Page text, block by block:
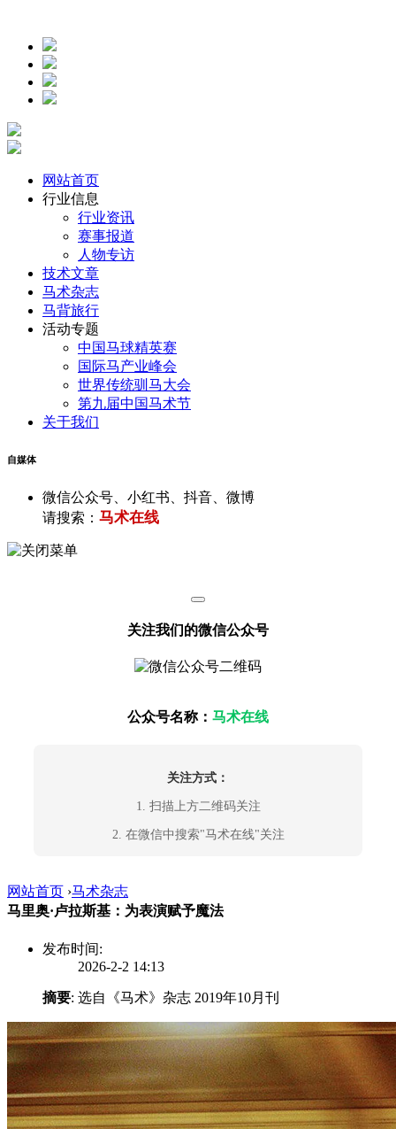
网站首页
行业信息
行业资讯
赛事报道
人物专访
技术文章
马术杂志
马背旅行
活动专题
中国马球精英赛
国际马产业峰会
世界传统驯马大会
第九届中国马术节
关于我们
自媒体
微信公众号、小红书、抖音、微博
请搜索： 马术在线
关注我们的微信公众号
公众号名称： 马术在线
关注方式：
1. 扫描上方二维码关注
2. 在微信中搜索"马术在线"关注
网站首页 ›马术杂志
马里奥·卢拉斯基：为表演赋予魔法
发布时间:
2026-2-2 14:13
摘要: 选自《马术》杂志 2019年10月刊